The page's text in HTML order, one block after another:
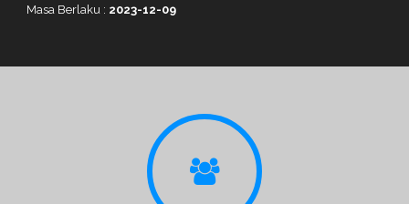
Masa Berlaku : 2023-12-09